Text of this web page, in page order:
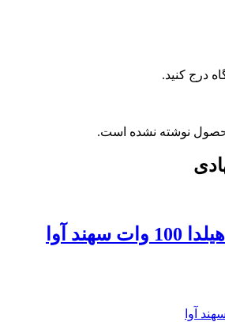
درج کنید.
نوشته نشده است.
آوا